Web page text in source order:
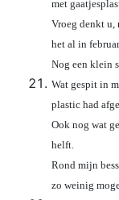
met
Vroeg denkt u,
het al in
Nog een klein
Wat gespit in
plastic had
Ook nog wat
helft.
Rond mijn
zo weinig